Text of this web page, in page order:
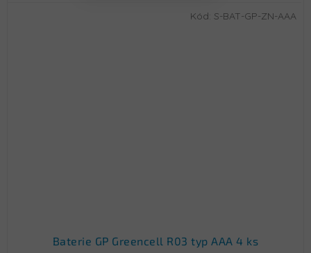
Baterie GP Greencell R03 typ AAA 4 ks
Kód: S-BAT-GP-ZN-AAA